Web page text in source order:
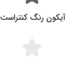
آیکون رنگ کنتراست